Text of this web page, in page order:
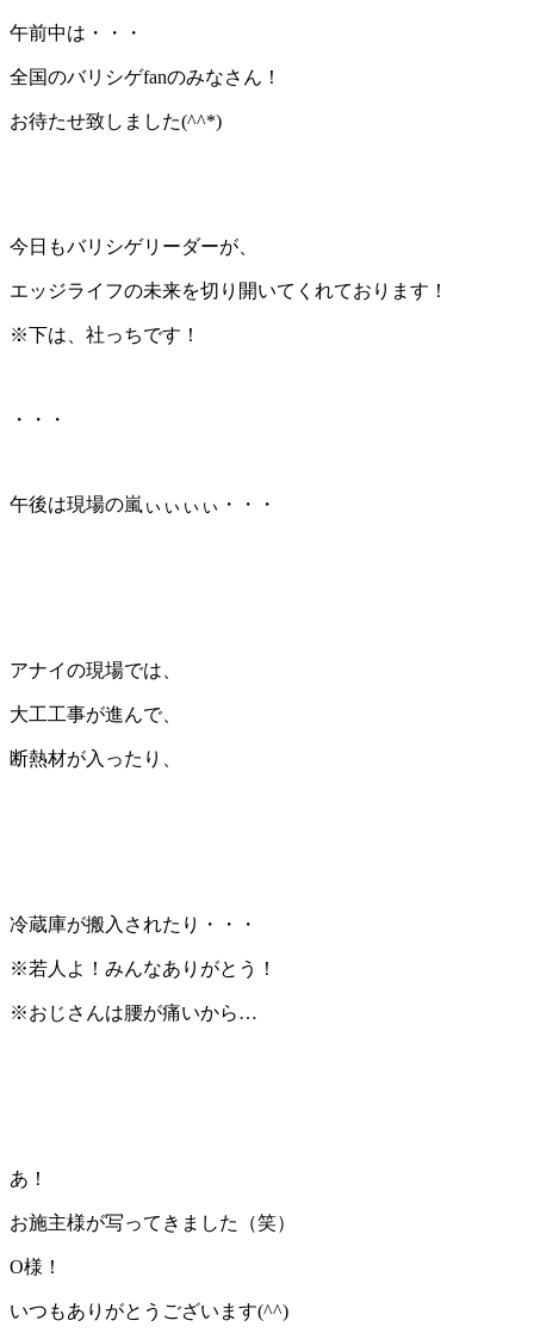
午前中は・・・
全国のバリシゲfanのみなさん！
お待たせ致しました(^^*)
今日もバリシゲリーダーが、
エッジライフの未来を切り開いてくれております！
※下は、社っちです！
・・・
午後は現場の嵐ぃぃぃぃ・・・
アナイの現場では、
大工工事が進んで、
断熱材が入ったり、
冷蔵庫が搬入されたり・・・
※若人よ！みんなありがとう！
※おじさんは腰が痛いから…
あ！
お施主様が写ってきました（笑）
O様！
いつもありがとうございます(^^)